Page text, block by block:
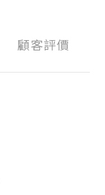
顧客評價